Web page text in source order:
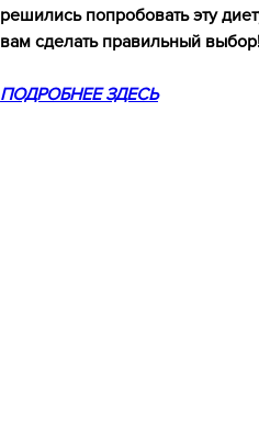
решились попробовать эту
вам сделать правильный
ПОДРОБНЕЕ ЗДЕСЬ